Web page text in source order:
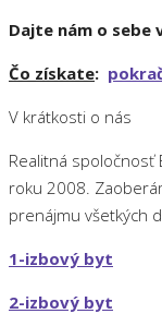
Dajte nám o sebe
Čo získate:
V krátkosti o nás
Realitná spoločnosť
roku 2008.
prenájmu všetkých
1-izbový byt
2-izbový byt